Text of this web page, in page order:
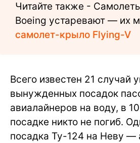
Читайте также -
Boeing устаревают — их
самолет-крыло Flying-V
Всего известен 21 случай
вынужденных посадок
авиалайнеров на воду, в
посадке никто не погиб.
посадка Ту-124 на Неву —